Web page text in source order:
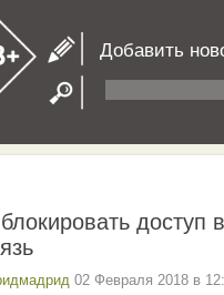
Добавить
доступ в
02 Февраля 2018 в